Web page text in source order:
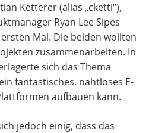
Ketterer (alias „cketti“),
Ryan Lee Sipes
Mal. Die beiden wollten
zusammenarbeiten. In
sich das Thema
fantastisches, nahtloses E-
aufbauen kann.
jedoch einig, dass das